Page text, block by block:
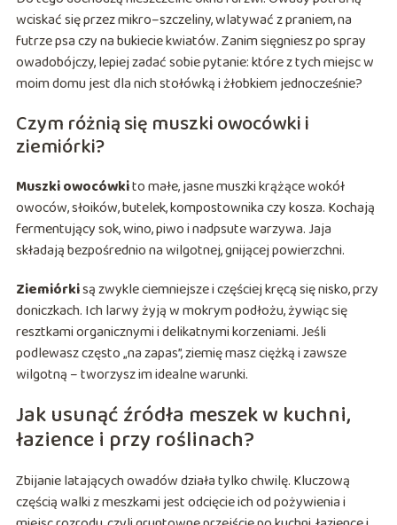
wciskać się przez mikro–szczeliny, wlatywać z praniem, na
futrze psa czy na bukiecie kwiatów. Zanim sięgniesz po spray
owadobójczy, lepiej zadać sobie pytanie: które z tych miejsc w
moim domu jest dla nich stołówką i żłobkiem jednocześnie?
Czym różnią się muszki owocówki i
ziemiórki?
Muszki owocówkito małe, jasne muszki krążące wokół
owoców, słoików, butelek, kompostownika czy kosza. Kochają
fermentujący sok, wino, piwo i nadpsute warzywa. Jaja
składają bezpośrednio na wilgotnej, gnijącej powierzchni.
Ziemiórkisą zwykle ciemniejsze i częściej kręcą się nisko, przy
doniczkach. Ich larwy żyją w mokrym podłożu, żywiąc się
resztkami organicznymi i delikatnymi korzeniami. Jeśli
podlewasz często „na zapas”, ziemię masz ciężką i zawsze
wilgotną – tworzysz im idealne warunki.
Jak usunąć źródła meszek w kuchni,
łazience i przy roślinach?
Zbijanie latających owadów działa tylko chwilę. Kluczową
częścią walki z meszkami jest odcięcie ich od pożywienia i